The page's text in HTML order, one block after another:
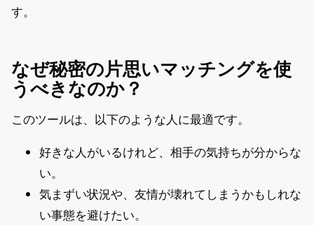
す。
なぜ秘密の片思いマッチングを使
うべきなのか？
このツールは、以下のような人に最適です。
好きな人がいるけれど、相手の気持ちが分からな
い。
気まずい状況や、友情が壊れてしまうかもしれな
い事態を避けたい。